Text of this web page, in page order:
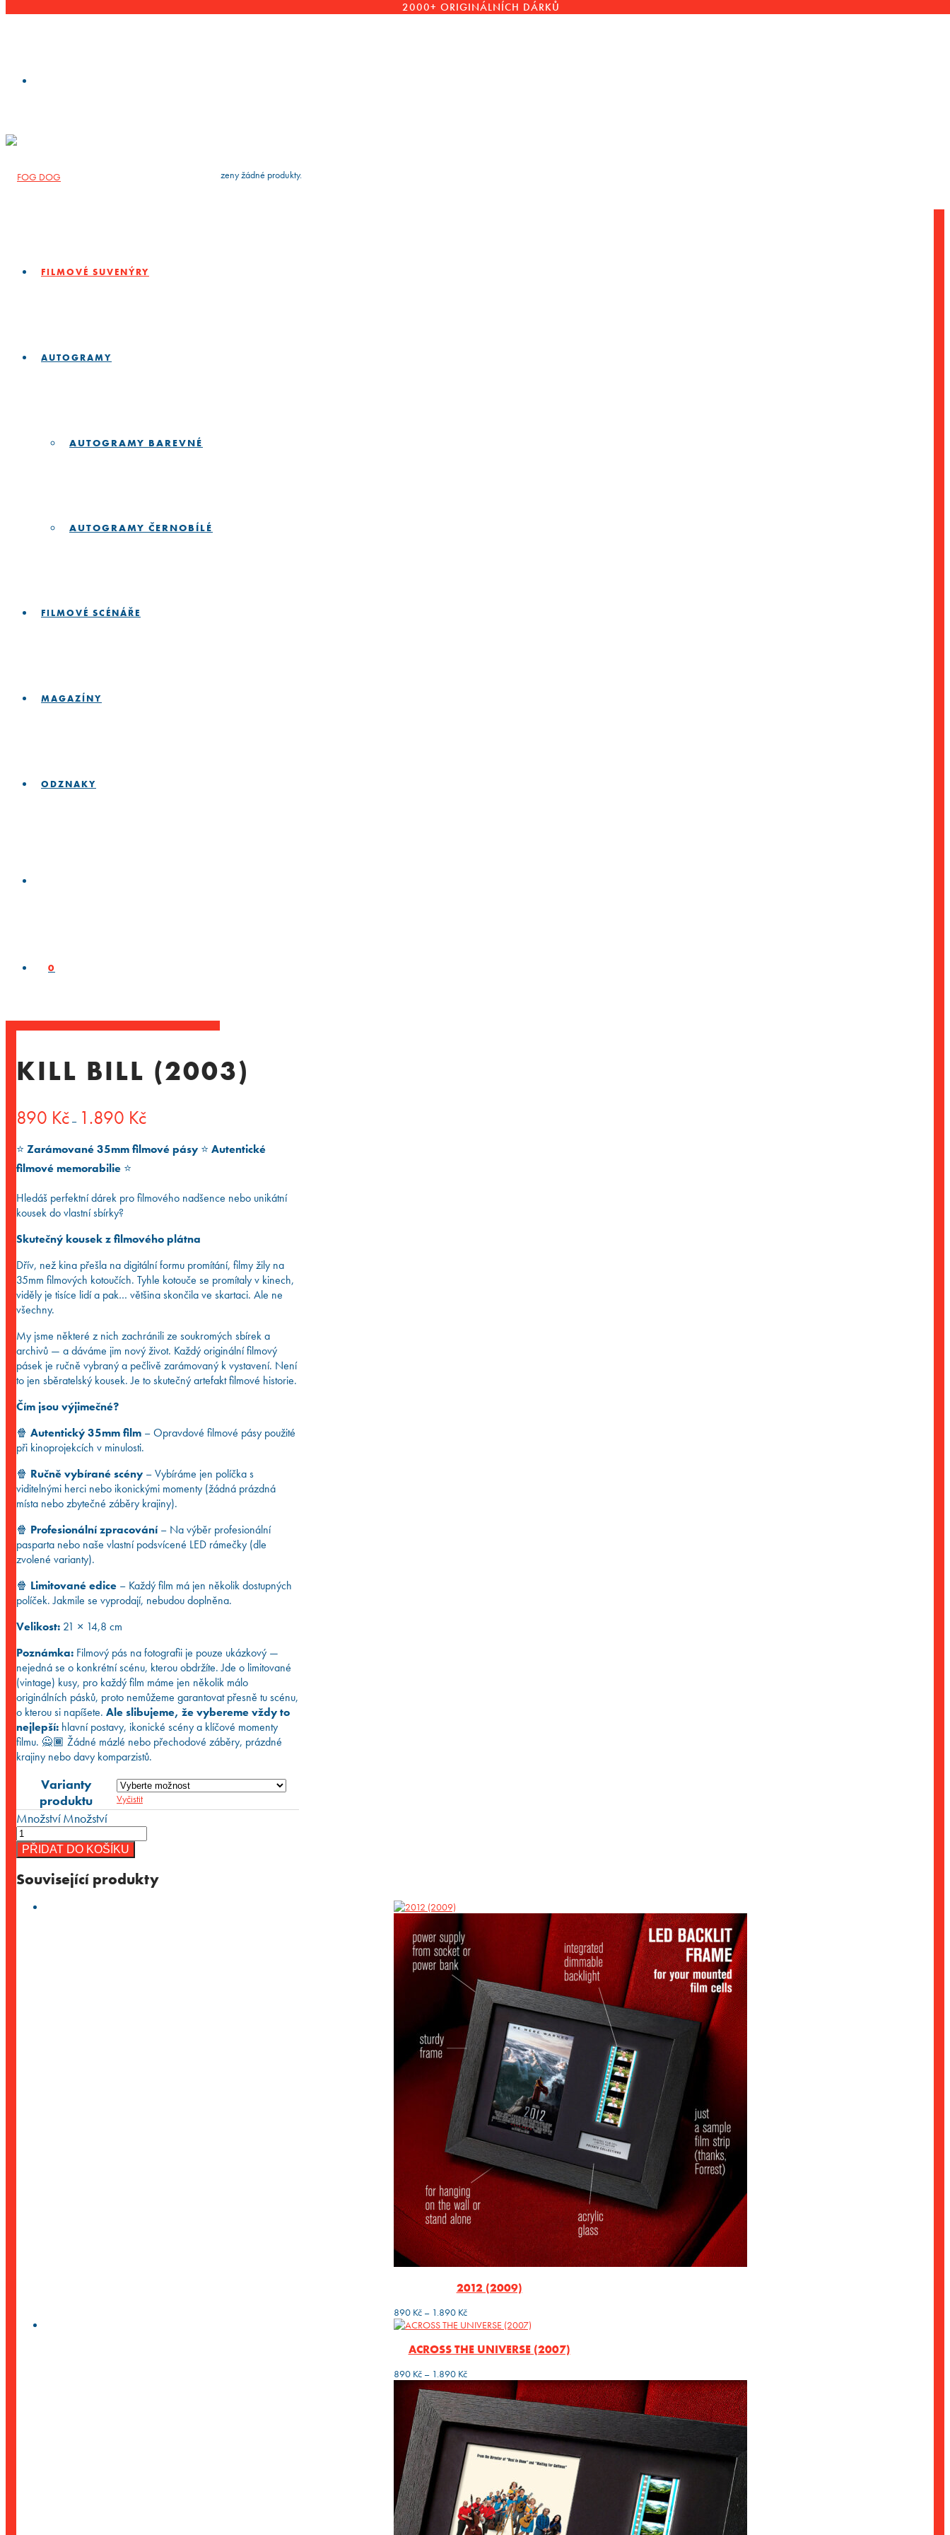
2000+ ORIGINÁLNÍCH DÁRKŮ
FILMOVÉ SUVENÝRY
AUTOGRAMY
AUTOGRAMY BAREVNÉ
AUTOGRAMY ČERNOBÍLÉ
FILMOVÉ SCÉNÁŘE
MAGAZÍNY
ODZNAKY
0
pressEnterto search Nebyly nalezeny žádné produkty.
KILL BILL (2003)
890 Kč – 1.890 Kčcen:
až
⭐️ Zarámované 35mm filmové pásy ⭐️ Autentické
filmové memorabilie ⭐️
Hledáš perfektní dárek pro filmového nadšence nebo unikátní
kousek do vlastní sbírky?
Skutečný kousek z filmového plátna
Dřív, než kina přešla na digitální formu promítání, filmy žily na
35mm filmových kotoučích. Tyhle kotouče se promítaly v kinech,
viděly je tisíce lidí a pak… většina skončila ve skartaci. Ale ne
všechny.
My jsme některé z nich zachránili ze soukromých sbírek a
archivů — a dáváme jim nový život. Každý originální filmový
pásek je ručně vybraný a pečlivě zarámovaný k vystavení. Není
to jen sběratelský kousek. Je to skutečný artefakt filmové historie.
Čím jsou výjimečné?
🍿 Autentický 35mm film – Opravdové filmové pásy použité
při kinoprojekcích v minulosti.
🍿 Ručně vybírané scény – Vybíráme jen políčka s
viditelnými herci nebo ikonickými momenty (žádná prázdná
místa nebo zbytečné záběry krajiny).
🍿 Profesionální zpracování – Na výběr profesionální
pasparta nebo naše vlastní podsvícené LED rámečky (dle
zvolené varianty).
🍿 Limitované edice – Každý film má jen několik dostupných
políček. Jakmile se vyprodají, nebudou doplněna.
Velikost: 21 × 14,8 cm
Poznámka: Filmový pás na fotografii je pouze ukázkový —
nejedná se o konkrétní scénu, kterou obdržíte. Jde o limitované
(vintage) kusy, pro každý film máme jen několik málo
originálních pásků, proto nemůžeme garantovat přesně tu scénu,
o kterou si napíšete. Ale slibujeme, že vybereme vždy to
nejlepší: hlavní postavy, ikonické scény a klíčové momenty
filmu. 🙅🏾 Žádné mázlé nebo přechodové záběry, prázdné
krajiny nebo davy komparzistů.
Varianty
produktu
Vyčistit
MnožstvíMnožství
PŘIDAT DO KOŠÍKU
Související produkty
2012 (2009)
890 Kč – 1.890 KčRozpětí
cen:
až
ACROSS THE UNIVERSE (2007)
890 Kč – 1.890 KčRozpětí
cen:
890 Kč
až
1.890 Kč